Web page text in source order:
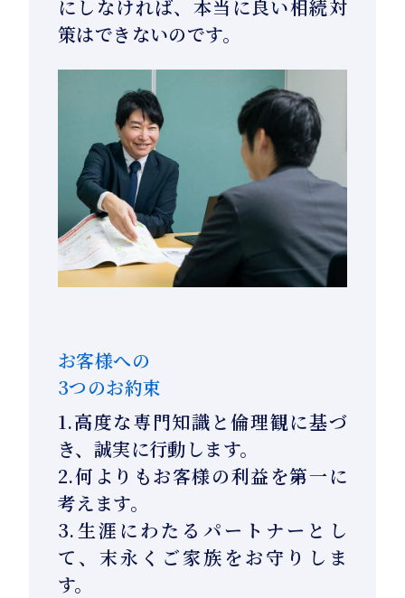
にしなければ、本当に良い相続対
策はできないのです。
お客様への
3つのお約束
1.高度な専門知識と倫理観に基づ
き、誠実に行動します。
2.何よりもお客様の利益を第一に
考えます。
3.生涯にわたるパートナーとし
て、末永くご家族をお守りしま
す。